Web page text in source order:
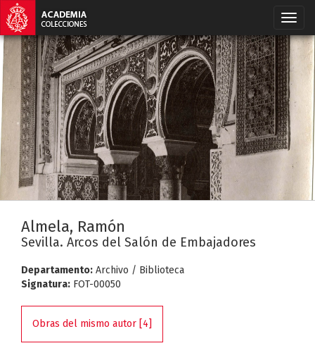
Almela, Ramón
Sevilla. Arcos del Salón de Embajadores
Departamento: Archivo / Biblioteca
Signatura: FOT-00050
Obras del mismo autor [4]